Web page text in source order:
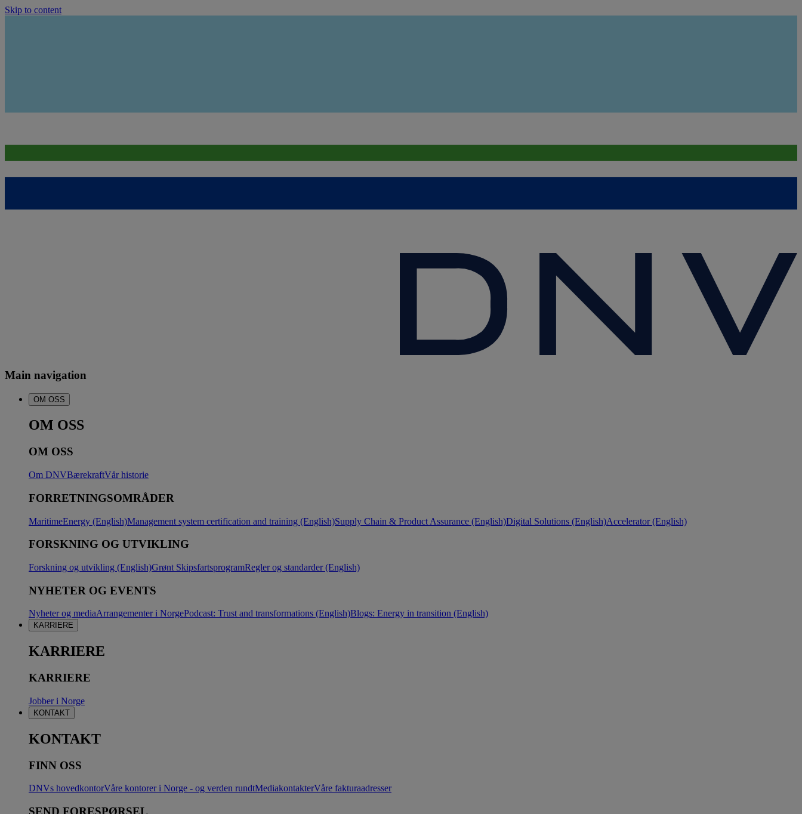
Skip to content
Main navigation
OM OSS
OM OSS
OM OSS
Om DNVBærekraftVår historie
FORRETNINGSOMRÅDER
MaritimeEnergy (English)Management system certification and training (English)Supply Chain & Product Assurance (English)Digital Solutions (English)Accelerator (English)
FORSKNING OG UTVIKLING
Forskning og utvikling (English)Grønt SkipsfartsprogramRegler og standarder (English)
NYHETER OG EVENTS
Nyheter og mediaArrangementer i NorgePodcast: Trust and transformations (English)Blogs: Energy in transition (English)
KARRIERE
KARRIERE
KARRIERE
Jobber i Norge
KONTAKT
KONTAKT
FINN OSS
DNVs hovedkontorVåre kontorer i Norge - og verden rundtMediakontakterVåre fakturaadresser
SEND FORESPØRSEL